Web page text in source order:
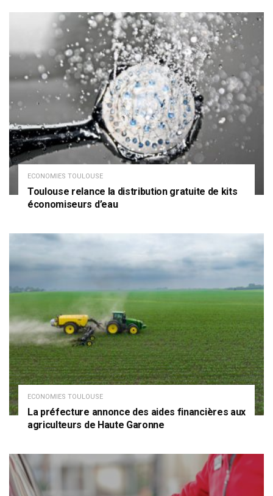
ECONOMIES TOULOUSE
Toulouse relance la distribution gratuite de kits
économiseurs d’eau
ECONOMIES TOULOUSE
La préfecture annonce des aides financières aux
agriculteurs de Haute Garonne